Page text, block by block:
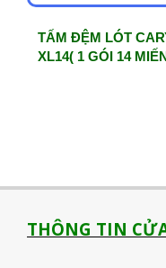
TẤM ĐỆM LÓT
XL14( 1 GÓI 14
THÔNG TIN